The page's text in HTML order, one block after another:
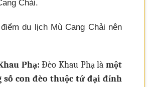
Chải.
du lịch Mù Cang Chải nên
Phạ:Đèo Khau Phạ làmột
số con đèo thuộc tứ đại đỉnh